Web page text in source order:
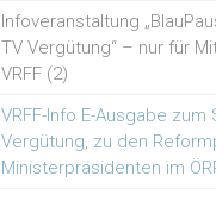
Infoveranstaltung
TV Vergütung“ – nur für
VRFF (2)
VRFF-Info E-Ausgabe zum
Vergütung, zu den
Ministerpräsidenten im